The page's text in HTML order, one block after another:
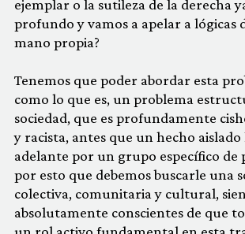
ejemplar o la sutileza de la derecha
profundo y vamos a apelar a lógicas
mano propia?
Tenemos que poder abordar esta
como lo que es, un problema
sociedad, que es profundamente
y racista, antes que un hecho aislado
adelante por un grupo específico de
por esto que debemos buscarle una
colectiva, comunitaria y cultural,
absolutamente conscientes de que